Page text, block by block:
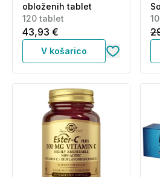
obloženih tablet
120 tablet
43,93 €
V košarico